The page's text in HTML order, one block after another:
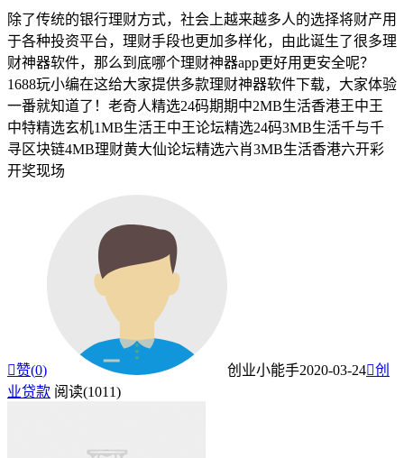
除了传统的银行理财方式，社会上越来越多人的选择将财产用
于各种投资平台，理财手段也更加多样化，由此诞生了很多理
财神器软件，那么到底哪个理财神器app更好用更安全呢？
1688玩小编在这给大家提供多款理财神器软件下载，大家体验
一番就知道了！老奇人精选24码期期中2MB生活香港王中王
中特精选玄机1MB生活王中王论坛精选24码3MB生活千与千
寻区块链4MB理财黄大仙论坛精选六肖3MB生活香港六开彩
开奖现场
赞(0) 创业小能手2020-03-24创
业贷款 阅读(1011)